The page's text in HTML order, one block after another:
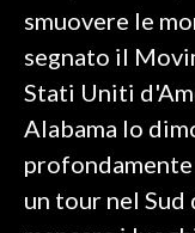
CULTURA
SPETTACOLI
GOSSIP
SALUTE
smuovere le
segnato il
Stati Uniti
Alabama lo
un tour nel Sud